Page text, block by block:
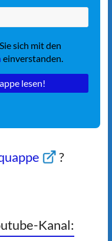
sich mit den
einverstanden.
?
Kanal: